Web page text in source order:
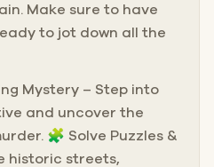
Make sure to have
to jot down all the
Mystery – Step into
and uncover the
🧩 Solve Puzzles &
historic streets,